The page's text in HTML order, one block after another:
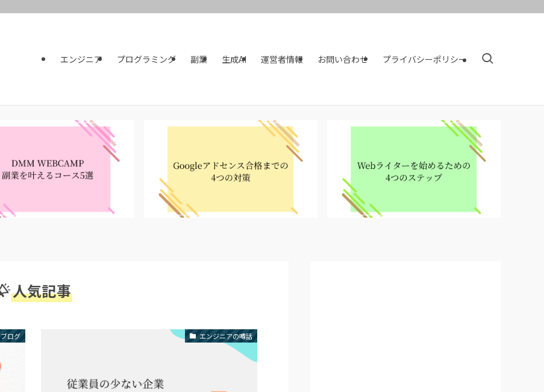
エンジニア プログラミング 副業 生成AI 運営者情報 お問い合わせ プライバシーポリシー
人気記事
ブログ エンジニアの噂話